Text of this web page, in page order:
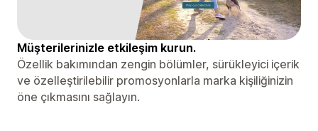
Müşterilerinizle etkileşim kurun.
Özellik bakımından zengin bölümler, sürükleyici içerik
ve özelleştirilebilir promosyonlarla marka kişiliğinizin
öne çıkmasını sağlayın.